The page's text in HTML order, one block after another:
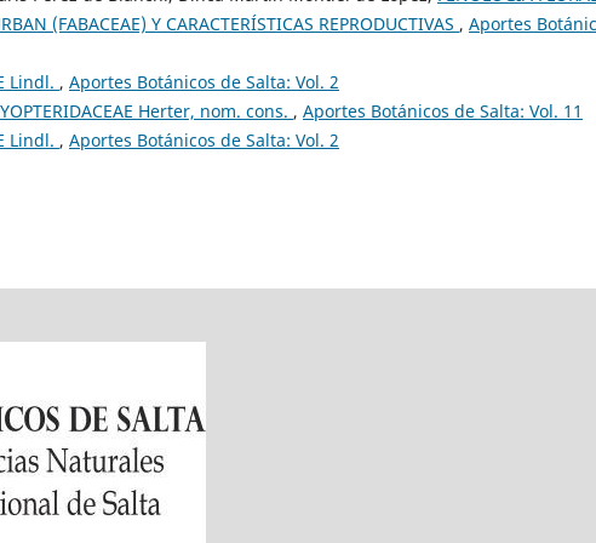
(FABACEAE) Y CARACTERÍSTICAS REPRODUCTIVAS , Aportes
Lindl. , Aportes Botánicos de Salta: Vol. 2
Herter, nom. cons. , Aportes Botánicos de Salta: Vol. 11
Lindl. , Aportes Botánicos de Salta: Vol. 2